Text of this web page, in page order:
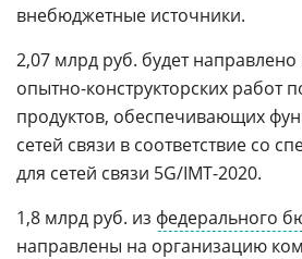
внебюджетные источники.
2,07 млрд руб. будет
опытно-конструкторских работ
продуктов, обеспечивающих
сетей связи в соответствие со
для сетей связи 5G/IMT-2020.
1,8 млрд руб. из федерального
направлены на организацию